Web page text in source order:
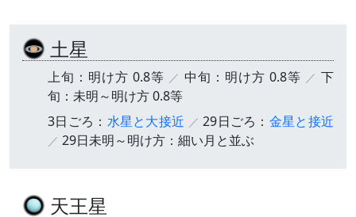
土星
上旬：明け方 0.8等 中旬：明け方 0.8等
下
旬：未明～明け方 0.8等
3日ごろ： 水星と大接近 29日ごろ： 金星と接近
29日未明～明け方：細い月と並ぶ
天王星